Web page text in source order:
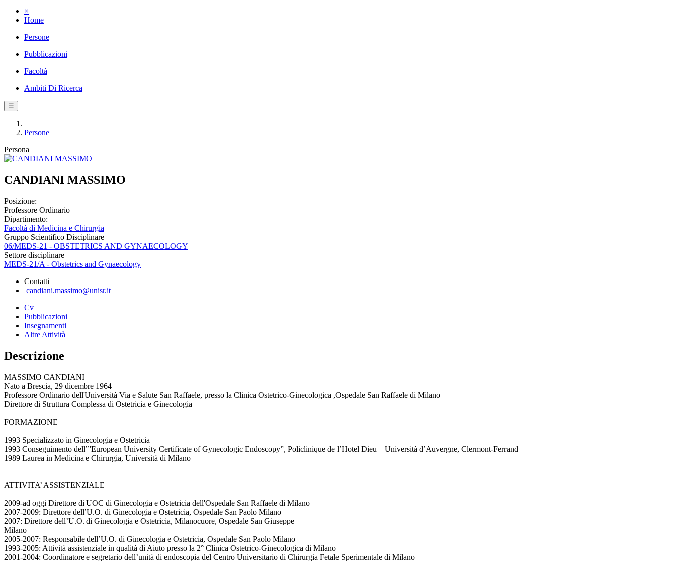
×
Home
Persone
Pubblicazioni
Facoltà
Ambiti Di Ricerca
☰
Persone
Persona
CANDIANI MASSIMO
Posizione:
Professore Ordinario
Dipartimento:
Facoltà di Medicina e Chirurgia
Gruppo Scientifico Disciplinare
06/MEDS-21 - OBSTETRICS AND GYNAECOLOGY
Settore disciplinare
MEDS-21/A - Obstetrics and Gynaecology
Contatti
candiani.massimo@unisr.it
Cv
Pubblicazioni
Insegnamenti
Altre Attività
Descrizione
MASSIMO CANDIANI
Nato a Brescia, 29 dicembre 1964
Professore Ordinario dell'Università Via e Salute San Raffaele, presso la Clinica Ostetrico-Ginecologica ,Ospedale San Raffaele di Milano
Direttore di Struttura Complessa di Ostetricia e Ginecologia
FORMAZIONE
1993 Specializzato in Ginecologia e Ostetricia
1993 Conseguimento dell’”European University Certificate of Gynecologic Endoscopy”, Policlinique de l’Hotel Dieu – Università d’Auvergne, Clermont-Ferrand
1989 Laurea in Medicina e Chirurgia, Università di Milano
ATTIVITA’ ASSISTENZIALE
2009-ad oggi Direttore di UOC di Ginecologia e Ostetricia dell'Ospedale San Raffaele di Milano
2007-2009: Direttore dell’U.O. di Ginecologia e Ostetricia, Ospedale San Paolo Milano
2007: Direttore dell’U.O. di Ginecologia e Ostetricia, Milanocuore, Ospedale San Giuseppe
Milano
2005-2007: Responsabile dell’U.O. di Ginecologia e Ostetricia, Ospedale San Paolo Milano
1993-2005: Attività assistenziale in qualità di Aiuto presso la 2° Clinica Ostetrico-Ginecologica di Milano
2001-2004: Coordinatore e segretario dell’unità di endoscopia del Centro Universitario di Chirurgia Fetale Sperimentale di Milano